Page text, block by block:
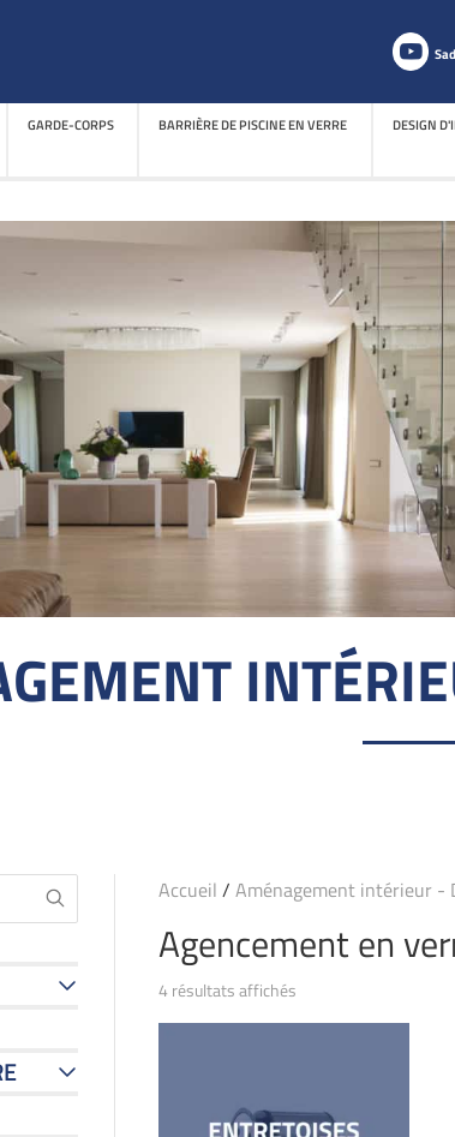
GARDE-CORPS BARRIÈRE DE PISCINE EN VERRE DESIGN
Accueil /Aménagement intérieur -
Agencement en
4 résultats affichés